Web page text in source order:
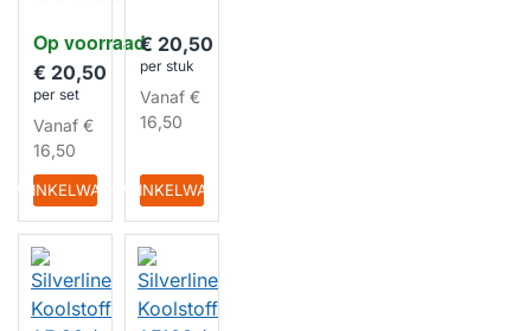
HUISMERK
Op voorraad
120263
43 /
919706
0046
(2St.)
€ 20,50
per set
Vanaf €
16,50
WINKELWAGEN
€ 20,50
per stuk
Vanaf€
16,50
IN WINKELWAGEN